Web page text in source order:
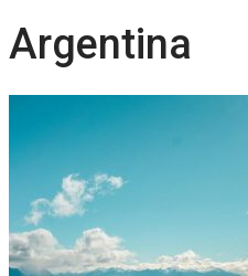
Argentina